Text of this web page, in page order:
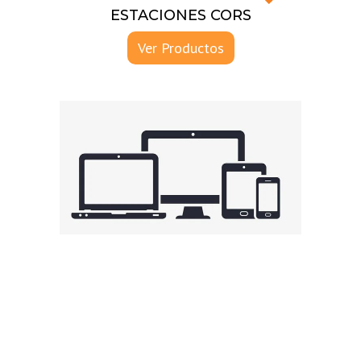
ESTACIONES CORS
Ver Productos